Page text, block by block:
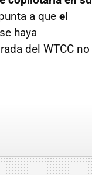
a que el
haya
del WTCC no